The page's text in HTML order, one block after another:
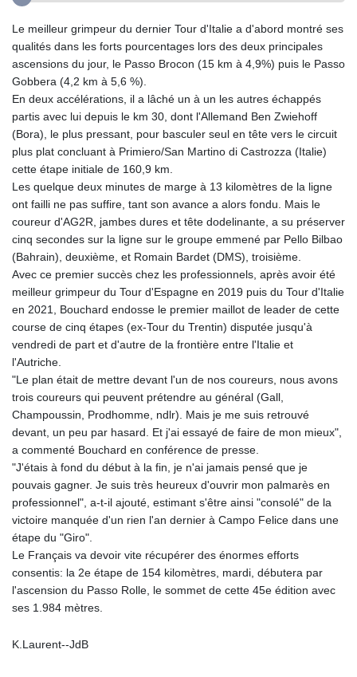
Le meilleur grimpeur du dernier Tour d'Italie a d'abord montré ses
qualités dans les forts pourcentages lors des deux principales
ascensions du jour, le Passo Brocon (15 km à 4,9%) puis le Passo
Gobbera (4,2 km à 5,6 %).
En deux accélérations, il a lâché un à un les autres échappés
partis avec lui depuis le km 30, dont l'Allemand Ben Zwiehoff
(Bora), le plus pressant, pour basculer seul en tête vers le circuit
plus plat concluant à Primiero/San Martino di Castrozza (Italie)
cette étape initiale de 160,9 km.
Les quelque deux minutes de marge à 13 kilomètres de la ligne
ont failli ne pas suffire, tant son avance a alors fondu. Mais le
coureur d'AG2R, jambes dures et tête dodelinante, a su préserver
cinq secondes sur la ligne sur le groupe emmené par Pello Bilbao
(Bahrain), deuxième, et Romain Bardet (DMS), troisième.
Avec ce premier succès chez les professionnels, après avoir été
meilleur grimpeur du Tour d'Espagne en 2019 puis du Tour d'Italie
en 2021, Bouchard endosse le premier maillot de leader de cette
course de cinq étapes (ex-Tour du Trentin) disputée jusqu'à
vendredi de part et d'autre de la frontière entre l'Italie et
l'Autriche.
"Le plan était de mettre devant l'un de nos coureurs, nous avons
trois coureurs qui peuvent prétendre au général (Gall,
Champoussin, Prodhomme, ndlr). Mais je me suis retrouvé
devant, un peu par hasard. Et j'ai essayé de faire de mon mieux",
a commenté Bouchard en conférence de presse.
"J'étais à fond du début à la fin, je n'ai jamais pensé que je
pouvais gagner. Je suis très heureux d'ouvrir mon palmarès en
professionnel", a-t-il ajouté, estimant s'être ainsi "consolé" de la
victoire manquée d'un rien l'an dernier à Campo Felice dans une
étape du "Giro".
Le Français va devoir vite récupérer des énormes efforts
consentis: la 2e étape de 154 kilomètres, mardi, débutera par
l'ascension du Passo Rolle, le sommet de cette 45e édition avec
ses 1.984 mètres.
K.Laurent--JdB